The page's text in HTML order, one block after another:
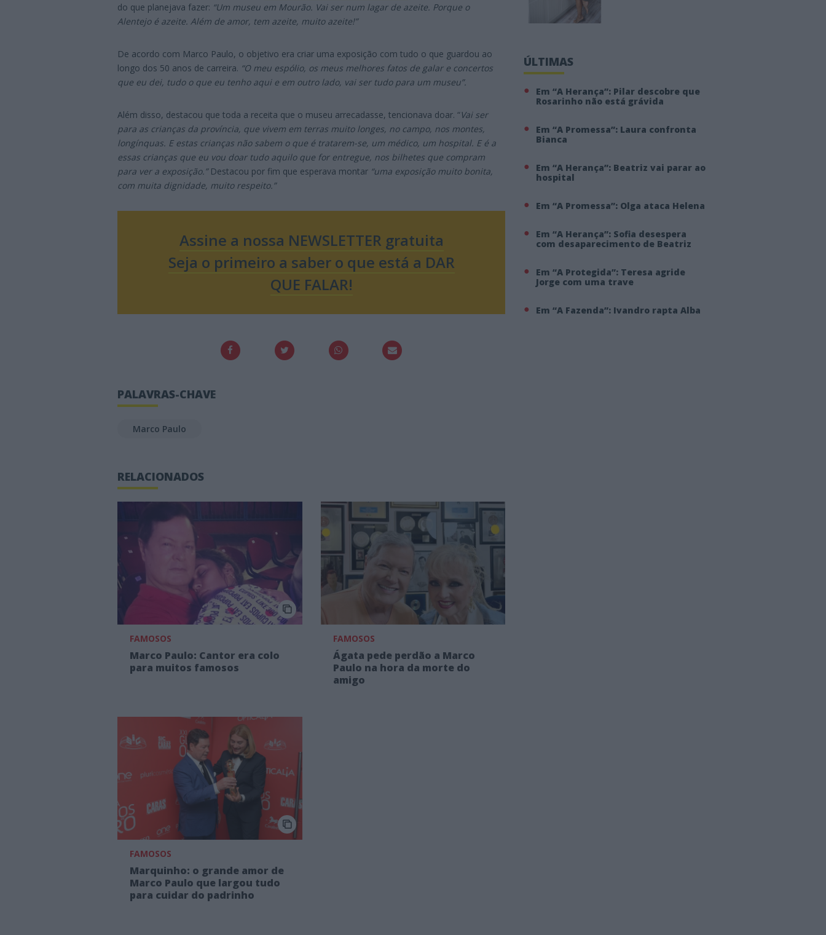
do que planejava fazer: “Um museu em Mourão. Vai ser num lagar de azeite. Porque o
Alentejo é azeite. Além de amor, tem azeite, muito azeite!”
De acordo com Marco Paulo, o objetivo era criar uma exposição com tudo o que guardou ao
longo dos 50 anos de carreira. “O meu espólio, os meus melhores fatos de galar e concertos
que eu dei, tudo o que eu tenho aqui e em outro lado, vai ser tudo para um museu”.
Além disso, destacou que toda a receita que o museu arrecadasse, tencionava doar. “Vai ser
para as crianças da província, que vivem em terras muito longes, no campo, nos montes,
longínquas. E estas crianças não sabem o que é tratarem-se, um médico, um hospital. E é a
essas crianças que eu vou doar tudo aquilo que for entregue, nos bilhetes que compram
para ver a exposição.”Destacou por fim que esperava montar “uma exposição muito bonita,
com muita dignidade, muito respeito.”
Assine a nossa NEWSLETTER gratuita
Seja o primeiro a saber o que está a DAR
QUE FALAR!
PALAVRAS-CHAVE
Marco Paulo
RELACIONADOS
FAMOSOS
Marco Paulo: Cantor era colo
para muitos famosos
FAMOSOS
Ágata pede perdão a Marco
Paulo na hora da morte do
amigo
FAMOSOS
Marquinho: o grande amor de
Marco Paulo que largou tudo
para cuidar do padrinho
ÚLTIMAS
Em “A Herança”: Pilar descobre que
Rosarinho não está grávida
Em “A Promessa”: Laura confronta
Bianca
Em “A Herança”: Beatriz vai parar ao
hospital
Em “A Promessa”: Olga ataca Helena
Em “A Herança”: Sofia desespera
com desaparecimento de Beatriz
Em “A Protegida”: Teresa agride
Jorge com uma trave
Em “A Fazenda”: Ivandro rapta Alba